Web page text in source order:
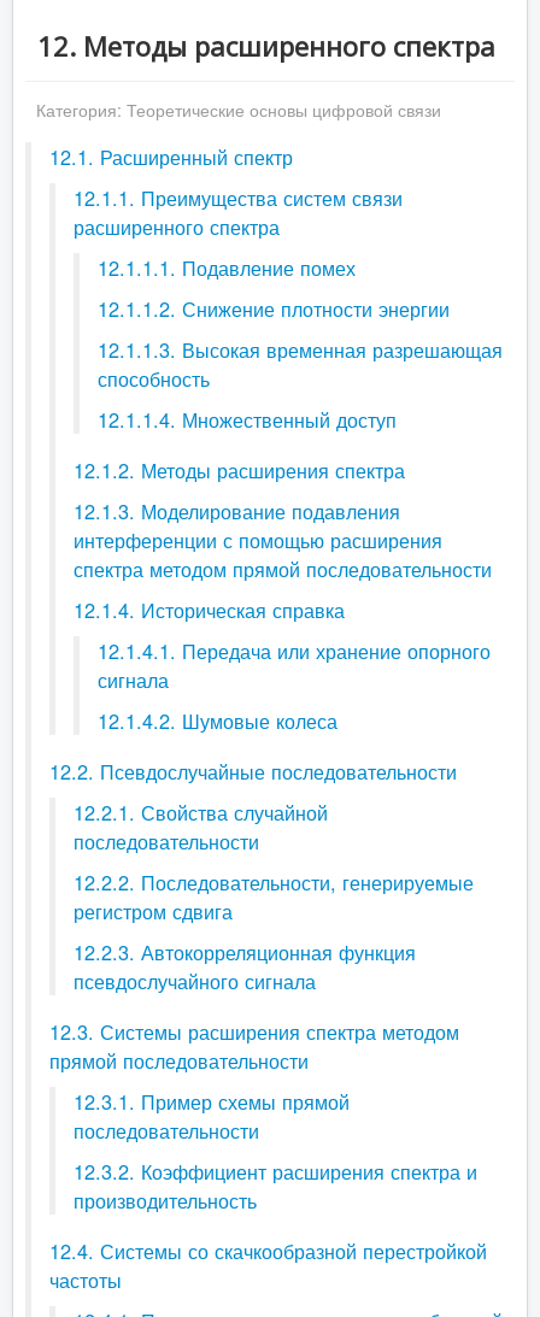
12. Методы расширенного спектра
Категория: Теоретические основы цифровой связи
12.1. Расширенный спектр
12.1.1. Преимущества систем связи
расширенного спектра
12.1.1.1. Подавление помех
12.1.1.2. Снижение плотности энергии
12.1.1.3. Высокая временная разрешающая
способность
12.1.1.4. Множественный доступ
12.1.2. Методы расширения спектра
12.1.3. Моделирование подавления
интерференции с помощью расширения
спектра методом прямой последовательности
12.1.4. Историческая справка
12.1.4.1. Передача или хранение опорного
сигнала
12.1.4.2. Шумовые колеса
12.2. Псевдослучайные последовательности
12.2.1. Свойства случайной
последовательности
12.2.2. Последовательности, генерируемые
регистром сдвига
12.2.3. Автокорреляционная функция
псевдослучайного сигнала
12.3. Системы расширения спектра методом
прямой последовательности
12.3.1. Пример схемы прямой
последовательности
12.3.2. Коэффициент расширения спектра и
производительность
12.4. Системы со скачкообразной перестройкой
частоты